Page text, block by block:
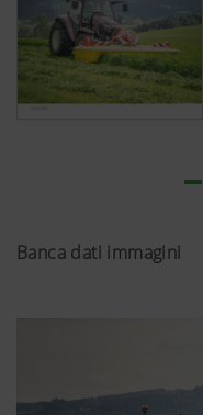
Banca dati immagini